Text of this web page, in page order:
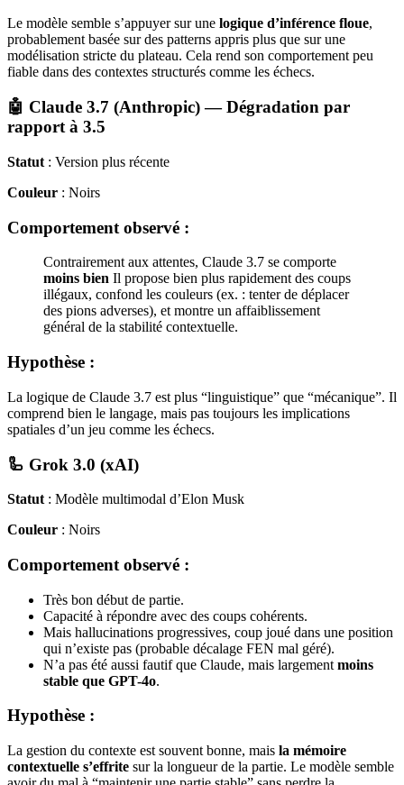
Le modèle semble s’appuyer sur une logique d’inférence floue,
probablement basée sur des patterns appris plus que sur une
modélisation stricte du plateau. Cela rend son comportement peu
fiable dans des contextes structurés comme les échecs.
🤖 Claude 3.7 (Anthropic) — Dégradation par
rapport à 3.5
Statut : Version plus récente
Couleur : Noirs
Comportement observé :
Contrairement aux attentes, Claude 3.7 se comporte
moins bien Il propose bien plus rapidement des coups
illégaux, confond les couleurs (ex. : tenter de déplacer
des pions adverses), et montre un affaiblissement
général de la stabilité contextuelle.
Hypothèse :
La logique de Claude 3.7 est plus “linguistique” que “mécanique”. Il
comprend bien le langage, mais pas toujours les implications
spatiales d’un jeu comme les échecs.
🦾 Grok 3.0 (xAI)
Statut : Modèle multimodal d’Elon Musk
Couleur : Noirs
Comportement observé :
Très bon début de partie.
Capacité à répondre avec des coups cohérents.
Mais hallucinations progressives, coup joué dans une position
qui n’existe pas (probable décalage FEN mal géré).
N’a pas été aussi fautif que Claude, mais largement moins
stable que GPT-4o.
Hypothèse :
La gestion du contexte est souvent bonne, mais la mémoire
contextuelle s’effrite sur la longueur de la partie. Le modèle semble